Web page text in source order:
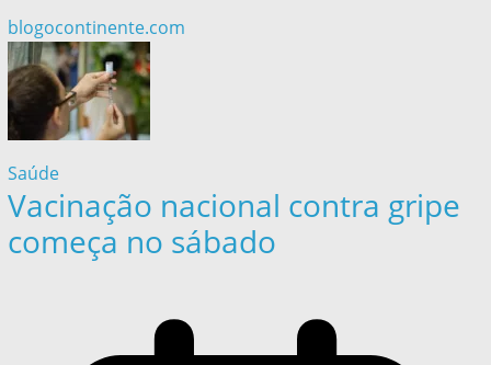
blogocontinente.com
Saúde
Vacinação nacional contra gripe
começa no sábado